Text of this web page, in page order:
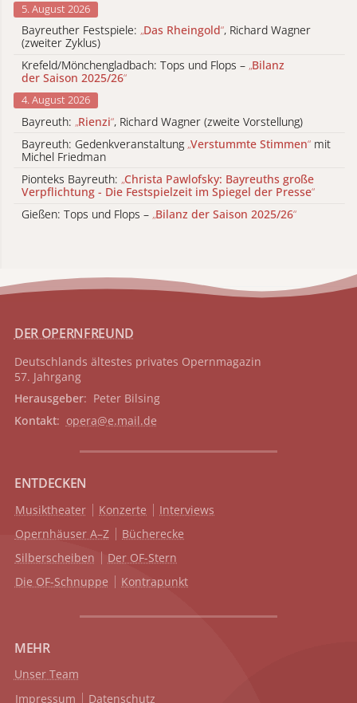
5. August 2026
Bayreuther Festspiele: „Das Rheingold“, Richard Wagner
(zweiter Zyklus)
Krefeld/Mönchengladbach: Tops und Flops – „Bilanz
der Saison 2025/26“
4. August 2026
Bayreuth: „Rienzi“, Richard Wagner (zweite Vorstellung)
Bayreuth: Gedenkveranstaltung „Verstummte Stimmen“ mit
Michel Friedman
Pionteks Bayreuth: „Christa Pawlofsky: Bayreuths große
Verpflichtung - Die Festspielzeit im Spiegel der Presse“
Gießen: Tops und Flops – „Bilanz der Saison 2025/26“
DER OPERNFREUND
Deutschlands ältestes privates Opernmagazin
57. Jahrgang
Herausgeber: Peter Bilsing
Kontakt: opera@e.mail.de
ENTDECKEN
Musiktheater Konzerte
Interviews
Opernhäuser A–Z
Bücherecke
Silberscheiben
Der OF-Stern
Die OF-Schnuppe
Kontrapunkt
MEHR
Unser Team
Impressum
Datenschutz